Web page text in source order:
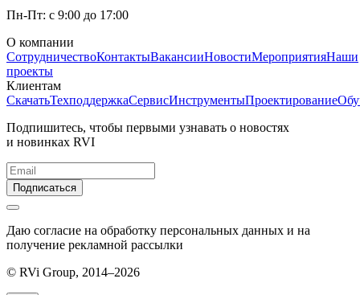
Пн-Пт: с 9:00 до 17:00
О компании
СотрудничествоКонтактыВакансииНовостиМероприятияНаши
проекты
Клиентам
СкачатьТехподдержкаСервисИнструментыПроектирование
Подпишитесь, чтобы первыми узнавать о новостях
и новинках RVI
Подписаться
Даю согласие на обработку персональных данных и на
получение рекламной рассылки
© RVi Group, 2014–2026